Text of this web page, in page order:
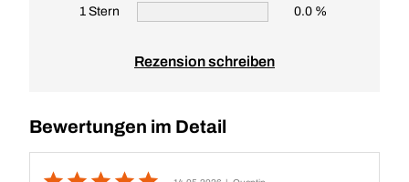
1 Stern 0.0 %
Rezension schreiben
Bewertungen im Detail